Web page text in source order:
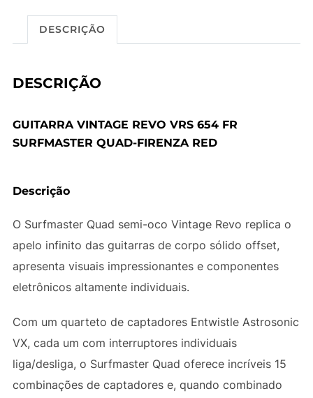
DESCRIÇÃO
DESCRIÇÃO
GUITARRA VINTAGE REVO VRS 654 FR
SURFMASTER QUAD-FIRENZA RED
Descrição
O Surfmaster Quad semi-oco Vintage Revo replica o
apelo infinito das guitarras de corpo sólido offset,
apresenta visuais impressionantes e componentes
eletrônicos altamente individuais.
Com um quarteto de captadores Entwistle Astrosonic
VX, cada um com interruptores individuais
liga/desliga, o Surfmaster Quad oferece incríveis 15
combinações de captadores e, quando combinado